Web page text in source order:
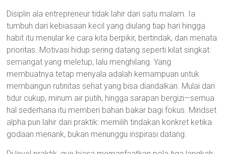
Disiplin ala entrepreneur tidak lahir dari satu malam. Ia
tumbuh dari kebiasaan kecil yang diulang tiap hari hingga
habit itu menular ke cara kita berpikir, bertindak, dan menata
prioritas. Motivasi hidup sering datang seperti kilat singkat:
semangat yang meletup, lalu menghilang. Yang
membuatnya tetap menyala adalah kemampuan untuk
membangun rutinitas sehat yang bisa diandalkan. Mulai dari
tidur cukup, minum air putih, hingga sarapan bergizi—semua
hal sederhana itu memberi bahan bakar bagi fokus. Mindset
alpha pun lahir dari praktik: memilih tindakan konkret ketika
godaan menarik, bukan menunggu inspirasi datang.